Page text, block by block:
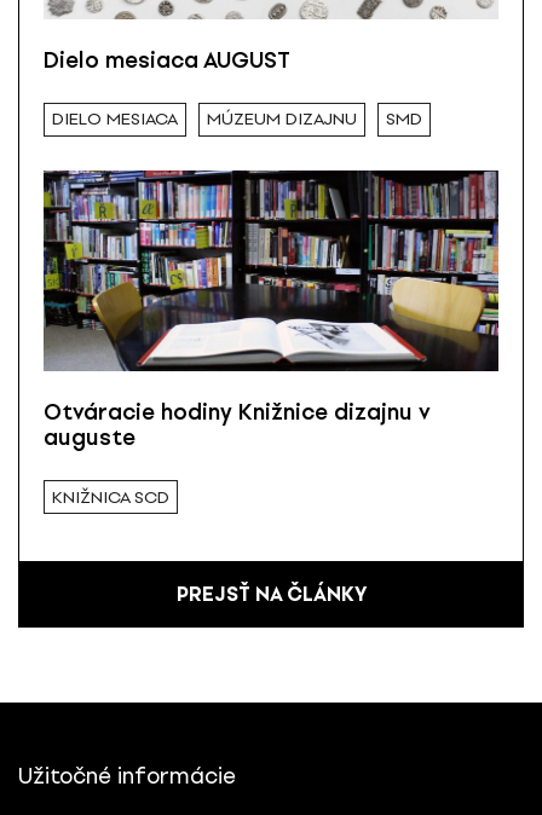
Dielo mesiaca AUGUST
DIELO MESIACA MÚZEUM DIZAJNU SMD
Otváracie hodiny Knižnice dizajnu v
auguste
KNIŽNICA SCD
PREJSŤ NA ČLÁNKY
Užitočné informácie